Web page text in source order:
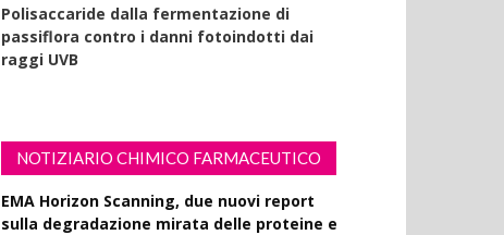
Polisaccaride dalla fermentazione di
passiflora contro i danni fotoindotti dai
raggi UVB
NOTIZIARIO CHIMICO FARMACEUTICO
EMA Horizon Scanning, due nuovi report
sulla degradazione mirata delle proteine e